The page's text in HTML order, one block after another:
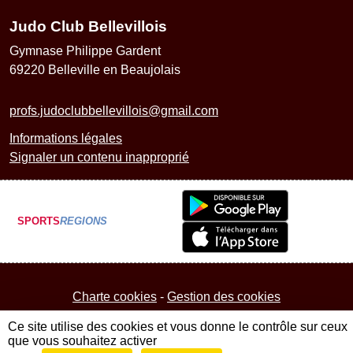
Judo Club Bellevillois
Gymnase Philippe Gardent
69220 Belleville en Beaujolais
profs.judoclubbellevillois@gmail.com
Informations légales
Signaler un contenu inapproprié
SPORTSREGIONS
Charte cookies Gestion des cookies
Ce site utilise des cookies et vous donne le contrôle sur ceux
que vous souhaitez activer